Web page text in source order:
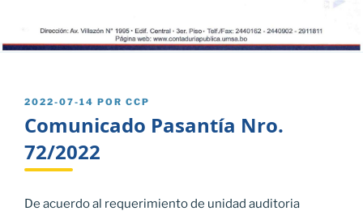
PUBLICADO
2022-07-14 POR CCP
Comunicado Pasantía Nro.
72/2022
De acuerdo al requerimiento de unidad auditoria